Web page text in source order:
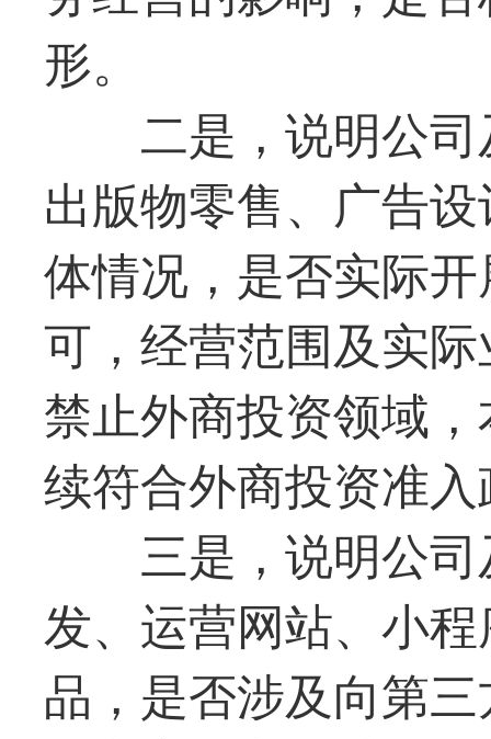
形。
二是，说明公
出版物零售、广告
体情况，是否实际
可，经营范围及实
禁止外商投资领域
续符合外商投资准
三是，说明公
发、运营网站、小
品，是否涉及向第